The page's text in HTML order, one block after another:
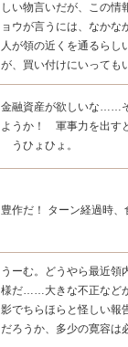
しい物言いだが、この情
ョウが言うには、なかな
人が領の近くを通るらし
が、買い付けにいっても
金融資産が欲しいな……
ようか！ 軍事力を出す
うひょひょ。
豊作だ！ ターン経過時、
うーむ。どうやら最近領
様だ……大きな不正など
影でちらほらと怪しい報
だろうか、多少の寛容は